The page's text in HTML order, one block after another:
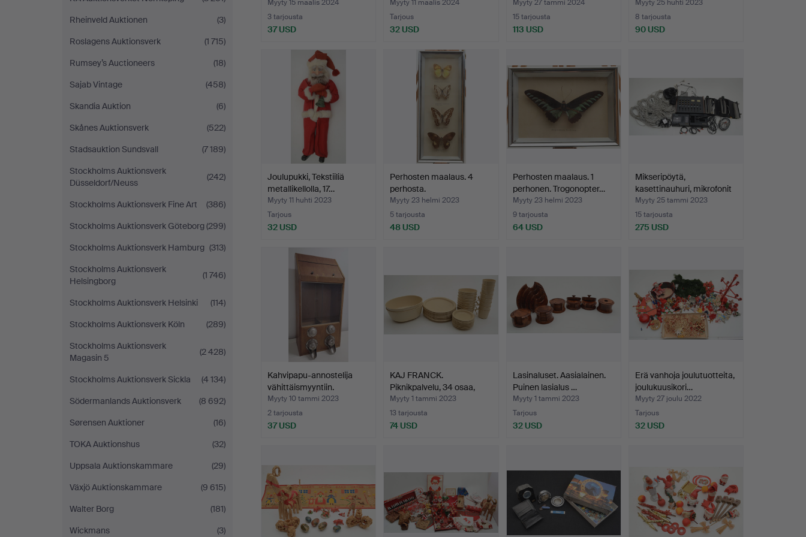
Rheinveld Auktionen
(3)
Roslagens Auktionsverk
(1 715)
Rumsey’s Auctioneers
(18)
Sajab Vintage
(458)
Skandia Auktion
(6)
Skånes Auktionsverk
(522)
Stadsauktion Sundsvall
(7 189)
Stockholms Auktionsverk
Düsseldorf/Neuss
(242)
Stockholms Auktionsverk Fine Art
(386)
Stockholms Auktionsverk Göteborg(299)
Stockholms Auktionsverk Hamburg (313)
Stockholms Auktionsverk
Helsingborg
(1 746)
Stockholms Auktionsverk Helsinki
(114)
Stockholms Auktionsverk Köln
(289)
Stockholms Auktionsverk
Magasin 5
(2 428)
Stockholms Auktionsverk Sickla
(4 134)
Södermanlands Auktionsverk
(8 692)
Sørensen Auktioner
(16)
TOKA Auktionshus
(32)
Uppsala Auktionskammare
(29)
Växjö Auktionskammare
(9 615)
Walter Borg
(181)
Wickmans
(3)
Un…
Myyty 15 maalis 2024
3 tarjousta
37 USD
Myyty 11 maalis 2024
Tarjous
32 USD
Työpaja A/B Lindqv…
Myyty 27 tammi 2024
15 tarjousta
113 USD
Myyty 25 huhti 2023
8 tarjousta
90 USD
Joulupukki, Tekstiiliä
metallikellolla, 17…
Myyty 11 huhti 2023
Tarjous
32 USD
Perhosten maalaus. 4
perhosta.
Myyty 23 helmi 2023
5 tarjousta
48 USD
Perhosten maalaus. 1
perhonen. Trogonopter…
Myyty 23 helmi 2023
9 tarjousta
64 USD
Mikseripöytä,
kasettinauhuri, mikrofonit
3…
Myyty 25 tammi 2023
15 tarjousta
275 USD
Kahvipapu-annostelija
vähittäismyyntiin.
Myyty 10 tammi 2023
2 tarjousta
37 USD
KAJ FRANCK.
Piknikpalvelu, 34 osaa,
muovia…
Myyty 1 tammi 2023
13 tarjousta
74 USD
Lasinaluset. Aasialainen.
Puinen lasialus …
Myyty 1 tammi 2023
Tarjous
32 USD
Erä vanhoja joulutuotteita,
joulukuusikori…
Myyty 27 joulu 2022
Tarjous
32 USD